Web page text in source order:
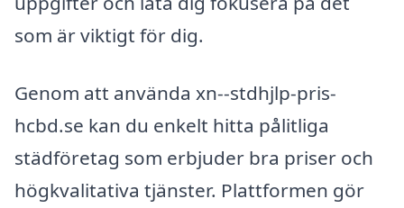
som är viktigt för dig.
Genom att använda xn--stdhjlp-pris-
hcbd.se kan du enkelt hitta pålitliga
städföretag som erbjuder bra priser och
högkvalitativa tjänster. Plattformen gör